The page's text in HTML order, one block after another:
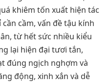
khiêm tốn xuất hiện tác
cầm, vấn đề tậu kính
từ hết sức nhiều kiểu
lại hiện đại tươi tắn,
đúng ngịch nghợm và
động, xinh xắn và dễ